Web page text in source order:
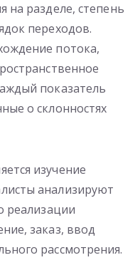
на разделе, степень
переходов.
потока,
показатель
о склонностях
изучение
анализируют
реализации
заказ, ввод
рассмотрения.